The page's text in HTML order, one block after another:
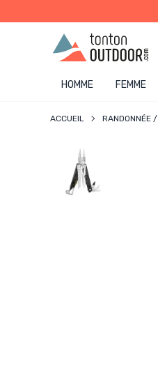
content
HOMME FEMME
ACCUEIL RANDONNÉE